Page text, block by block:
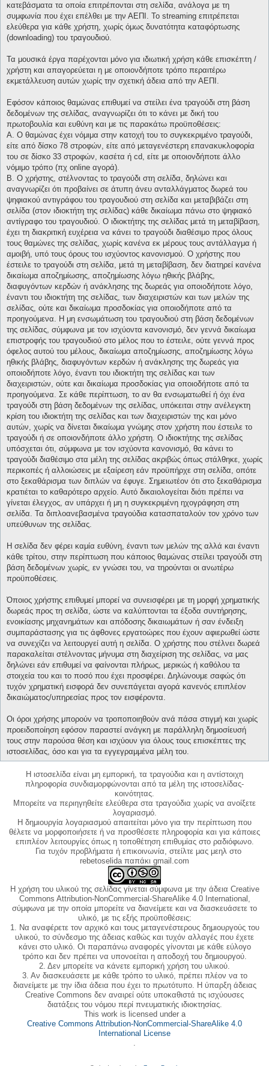
κατεβάσματα τα οποία επιτρέπονται στη σελίδα, ανάλογα με τη
συμφωνία που έχει επέλθει με την ΑΕΠΙ. Το streaming επιτρέπεται
ελεύθερα για κάθε χρήστη, χωρίς όμως δυνατότητα καταφόρτωσης
(downloading) του τραγουδιού.
Τα μουσικά έργα παρέχονται μόνο για ιδιωτική χρήση κάθε επισκέπτη /
χρήστη και απαγορεύεται η με οποιονδήποτε τρόπο περαιτέρω
εκμετάλλευση αυτών χωρίς την σχετική άδεια από την ΑΕΠΙ.
Εφόσον κάποιος θαμώνας επιθυμεί να στείλει ένα τραγούδι στη βάση
δεδομένων της σελίδας, αναγνωρίζει ότι το κάνει με δική του
πρωτοβουλία και ευθύνη και με τις παρακάτω προϋποθέσεις:
Α. Ο θαμώνας έχει νόμιμα στην κατοχή του το συγκεκριμένο τραγούδι,
είτε από δίσκο 78 στροφών, είτε από μεταγενέστερη επανακυκλοφορία
του σε δίσκο 33 στροφών, κασέτα ή cd, είτε με οποιονδήποτε άλλο
νόμιμο τρόπο (πχ online αγορά).
Β. Ο χρήστης, στέλνοντας το τραγούδι στη σελίδα, δηλώνει και
αναγνωρίζει ότι προβαίνει σε άτυπη άνευ ανταλλάγματος δωρεά του
ψηφιακού αντιγράφου του τραγουδιού στη σελίδα και μεταβιβάζει στη
σελίδα (στον ιδιοκτήτη της σελίδας) κάθε δικαίωμα πάνω στο ψηφιακό
αντίγραφο του τραγουδιού. Ο ιδιοκτήτης της σελίδας μετά τη μεταβίβαση,
έχει τη διακριτική ευχέρεια να κάνει το τραγούδι διαθέσιμο προς όλους
τους θαμώνες της σελίδας, χωρίς κανένα εκ μέρους τους αντάλλαγμα ή
αμοιβή, υπό τους όρους του ισχύοντος κανονισμού. Ο χρήστης που
έστειλε το τραγούδι στη σελίδα, μετά τη μεταβίβαση, δεν διατηρεί κανένα
δικαίωμα αποζημίωσης, αποζημίωσης λόγω ηθικής βλάβης,
διαφυγόντων κερδών ή ανάκλησης της δωρεάς για οποιοδήποτε λόγο,
έναντι του ιδιοκτήτη της σελίδας, των διαχειριστών και των μελών της
σελίδας, ούτε και δικαίωμα προσδοκίας για οποιοδήποτε από τα
προηγούμενα. Η μη ενσωμάτωση του τραγουδιού στη βάση δεδομένων
της σελίδας, σύμφωνα με τον ισχύοντα κανονισμό, δεν γεννά δικαίωμα
επιστροφής του τραγουδιού στο μέλος που το έστειλε, ούτε γεννά προς
όφελος αυτού του μέλους, δικαίωμα αποζημίωσης, αποζημίωσης λόγω
ηθικής βλάβης, διαφυγόντων κερδών ή ανάκλησης της δωρεάς για
οποιοδήποτε λόγο, έναντι του ιδιοκτήτη της σελίδας και των
διαχειριστών, ούτε και δικαίωμα προσδοκίας για οποιοδήποτε από τα
προηγούμενα. Σε κάθε περίπτωση, το αν θα ενσωματωθεί ή όχι ένα
τραγούδι στη βάση δεδομένων της σελίδας, υπόκειται στην ανέλεγκτη
κρίση του ιδιοκτήτη της σελίδας και των διαχειριστών της και μόνο
αυτών, χωρίς να δίνεται δικαίωμα γνώμης στον χρήστη που έστειλε το
τραγούδι ή σε οποιονδήποτε άλλο χρήστη. Ο ιδιοκτήτης της σελίδας
υπόσχεται ότι, σύμφωνα με τον ισχύοντα κανονισμό, θα κάνει το
τραγούδι διαθέσιμο στα μέλη της σελίδας ακριβώς όπως στάλθηκε, χωρίς
περικοπές ή αλλοιώσεις με εξαίρεση εάν προϋπήρχε στη σελίδα, οπότε
στο ξεκαθάρισμα των διπλών να έφυγε. Σημειωτέον ότι στο ξεκαθάρισμα
κρατιέται το καθαρότερο αρχείο. Αυτό δικαιολογείται διότι πρέπει να
γίνεται έλεγχος, αν υπάρχει ή μη η συγκεκριμένη ηχογράφηση στη
σελίδα. Τα διπλοανεβασμένα τραγούδια κατασπαταλούν τον χρόνο των
υπεύθυνων της σελίδας.
Η σελίδα δεν φέρει καμία ευθύνη, έναντι των μελών της αλλά και έναντι
κάθε τρίτου, στην περίπτωση που κάποιος θαμώνας στείλει τραγούδι στη
βάση δεδομένων χωρίς, εν γνώσει του, να τηρούνται οι ανωτέρω
προϋποθέσεις.
Όποιος χρήστης επιθυμεί μπορεί να συνεισφέρει με τη μορφή χρηματικής
δωρεάς προς τη σελίδα, ώστε να καλύπτονται τα έξοδα συντήρησης,
ενοικίασης μηχανημάτων και απόδοσης δικαιωμάτων ή σαν ένδειξη
συμπαράστασης για τις άφθονες εργατοώρες που έχουν αφιερωθεί ώστε
να συνεχίζει να λειτουργεί αυτή η σελίδα. Ο χρήστης που στέλνει δωρεά
παρακαλείται στέλνοντας μήνυμα στη διαχείριση της σελίδας, να μας
δηλώνει εάν επιθυμεί να φαίνονται πλήρως, μερικώς ή καθόλου τα
στοιχεία του και το ποσό που έχει προσφέρει. Δηλώνουμε σαφώς ότι
τυχόν χρηματική εισφορά δεν συνεπάγεται αγορά κανενός επιπλέον
δικαιώματος/υπηρεσίας προς τον εισφέροντα.
Οι όροι χρήσης μπορούν να τροποποιηθούν ανά πάσα στιγμή και χωρίς
προειδοποίηση εφόσον παραστεί ανάγκη με παράλληλη δημοσίευσή
τους στην παρούσα θέση και ισχύουν για όλους τους επισκέπτες της
ιστοσελίδας, όσο και για τα εγγεγραμμένα μέλη του.
Η ιστοσελίδα είναι μη εμπορική, τα τραγούδια και η αντίστοιχη
πληροφορία συνδιαμορφώνονται από τα μέλη της ιστοσελίδας-
κοινότητας.
Μπορείτε να περιηγηθείτε ελεύθερα στα τραγούδια χωρίς να ανοίξετε
λογαριασμό.
Η δημιουργία λογαριασμού απαιτείται μόνο για την περίπτωση που
θέλετε να μορφοποιήσετε ή να προσθέσετε πληροφορία και για κάποιες
επιπλέον λειτουργίες όπως η τοποθέτηση επιθυμίας στο ραδιόφωνο.
Για τυχόν προβλήματα ή επικοινωνία, στείλτε μας μεηλ στο
rebetoselida παπάκι gmail.com
Η χρήση του υλικού της σελίδας γίνεται σύμφωνα με την άδεια Creative
Commons Attribution-NonCommercial-ShareAlike 4.0 International,
σύμφωνα με την οποία μπορείτε να διανείμετε και να διασκευάσετε το
υλικό, με τις εξής προϋποθέσεις:
1. Να αναφέρετε τον αρχικό και τους μεταγενέστερους δημιουργούς του
υλικού, το σύνδεσμο της άδειας καθώς και τυχόν αλλαγές που έχετε
κάνει στο υλικό. Οι παραπάνω αναφορές γίνονται με κάθε εύλογο
τρόπο και δεν πρέπει να υπονοείται η αποδοχή του δημιουργού.
2. Δεν μπορείτε να κάνετε εμπορική χρήση του υλικού.
3. Αν διασκευάσετε με κάθε τρόπο το υλικό, πρέπει πλέον να το
διανείμετε με την ίδια άδεια που έχει το πρωτότυπο. Η ύπαρξη άδειας
Creative Commons δεν αναιρεί ούτε υποκαθιστά τις ισχύουσες
διατάξεις του νόμου περί πνευματικής ιδιοκτησίας.
This work is licensed under a
Creative Commons Attribution-NonCommercial-ShareAlike 4.0
International License
.